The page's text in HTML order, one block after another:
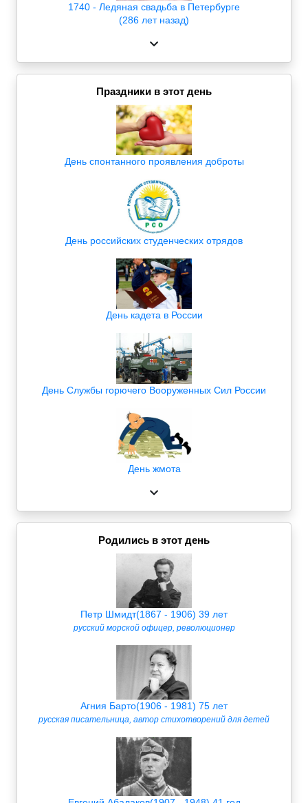
1740 - Ледяная свадьба в Петербурге
(286 лет назад)
Праздники в этот день
День спонтанного проявления доброты
День российских студенческих отрядов
День кадета в России
День Службы горючего Вооруженных Сил России
День жмота
Родились в этот день
Петр Шмидт(1867 - 1906) 39 лет
русский морской офицер, революционер
Агния Барто(1906 - 1981) 75 лет
русская писательница, автор стихотворений для детей